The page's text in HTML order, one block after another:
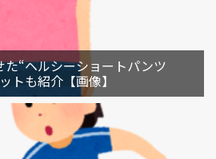
“ヘルシーショートパンツ
トも紹介【画像】